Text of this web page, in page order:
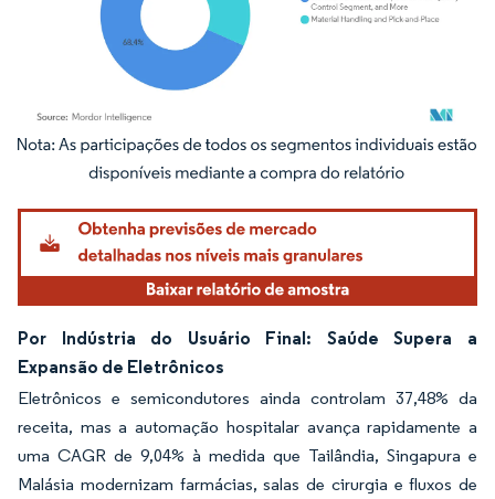
Imagem © Mordor Intelligence. O reuso requer atribuição conforme CC BY 4.0.
Por Indústria do Usuário Final: Saúde Supera a
Expansão de Eletrônicos
Eletrônicos e semicondutores ainda controlam 37,48% da
receita, mas a automação hospitalar avança rapidamente a
uma CAGR de 9,04% à medida que Tailândia, Singapura e
Malásia modernizam farmácias, salas de cirurgia e fluxos de